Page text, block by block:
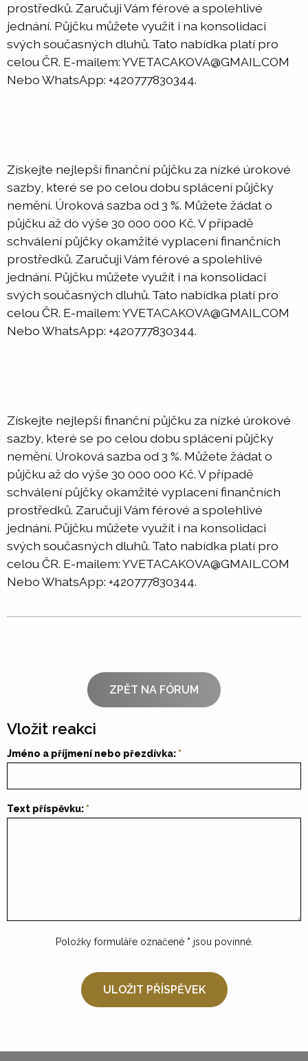
prostředků. Zaručuji Vám férové a spolehlivé
jednání. Půjčku můžete využít i na konsolidaci
svých současných dluhů. Tato nabídka platí pro
celou ČR. E-mailem: YVETACAKOVA@GMAIL.COM
Nebo WhatsApp: +420777830344.
Získejte nejlepší finanční půjčku za nízké úrokové
sazby, které se po celou dobu splácení půjčky
nemění. Úroková sazba od 3 %. Můžete žádat o
půjčku až do výše 30 000 000 Kč. V případě
schválení půjčky okamžité vyplacení finančních
prostředků. Zaručuji Vám férové a spolehlivé
jednání. Půjčku můžete využít i na konsolidaci
svých současných dluhů. Tato nabídka platí pro
celou ČR. E-mailem: YVETACAKOVA@GMAIL.COM
Nebo WhatsApp: +420777830344.
Získejte nejlepší finanční půjčku za nízké úrokové
sazby, které se po celou dobu splácení půjčky
nemění. Úroková sazba od 3 %. Můžete žádat o
půjčku až do výše 30 000 000 Kč. V případě
schválení půjčky okamžité vyplacení finančních
prostředků. Zaručuji Vám férové a spolehlivé
jednání. Půjčku můžete využít i na konsolidaci
svých současných dluhů. Tato nabídka platí pro
celou ČR. E-mailem: YVETACAKOVA@GMAIL.COM
Nebo WhatsApp: +420777830344.
ZPĚT NA FÓRUM
Vložit reakci
Jméno a příjmení nebo přezdívka:
Text příspěvku:
Položky formuláře označené * jsou povinné.